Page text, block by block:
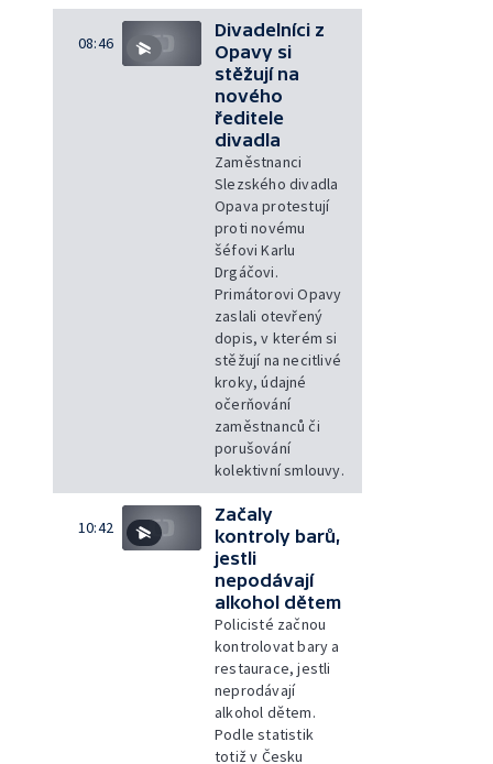
08:46
Divadelníci z
Opavy si
stěžují na
nového
ředitele
divadla
Zaměstnanci
Slezského divadla
Opava protestují
proti novému
šéfovi Karlu
Drgáčovi.
Primátorovi Opavy
zaslali otevřený
dopis, v kterém si
stěžují na necitlivé
kroky, údajné
očerňování
zaměstnanců či
porušování
kolektivní smlouvy.
10:42
Začaly
kontroly barů,
jestli
nepodávají
alkohol dětem
Policisté začnou
kontrolovat bary a
restaurace, jestli
neprodávají
alkohol dětem.
Podle statistik
totiž v Česku